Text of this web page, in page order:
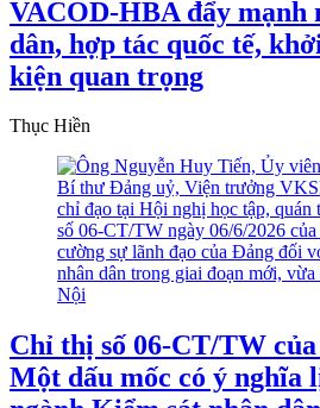
VACOD-HBA đẩy mạnh
dân, hợp tác quốc tế,
kiện quan trọng
Thục Hiền
Chỉ thị số 06-CT/TW
Một dấu mốc có ý nghĩa